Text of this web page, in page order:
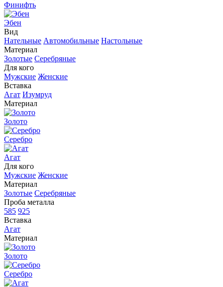
Финифть
Эбен
Вид
Нательные Автомобильные Настольные
Материал
Золотые Серебряные
Для кого
Мужские Женские
Вставка
Агат Изумруд
Материал
Золото
Серебро
Агат
Для кого
Мужские Женские
Материал
Золотые Серебряные
Проба металла
585 925
Вставка
Агат
Материал
Золото
Серебро